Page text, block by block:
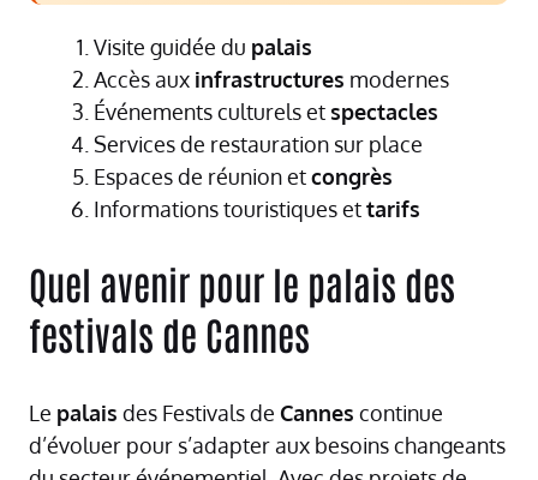
Visite guidée du palais
Accès aux infrastructures modernes
Événements culturels et spectacles
Services de restauration sur place
Espaces de réunion etcongrès
Informations touristiques ettarifs
Quel avenir pour le palais des
festivals de Cannes
Le palais des Festivals de Cannes continue
d’évoluer pour s’adapter aux besoins changeants